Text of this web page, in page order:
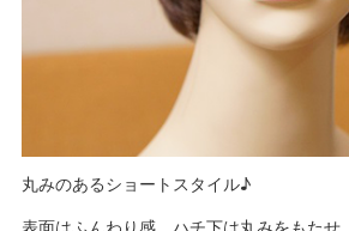
丸みのあるショートスタイル♪